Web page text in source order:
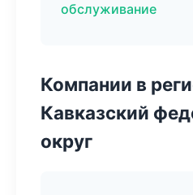
обслуживание
Компании в
Кавказский
округ